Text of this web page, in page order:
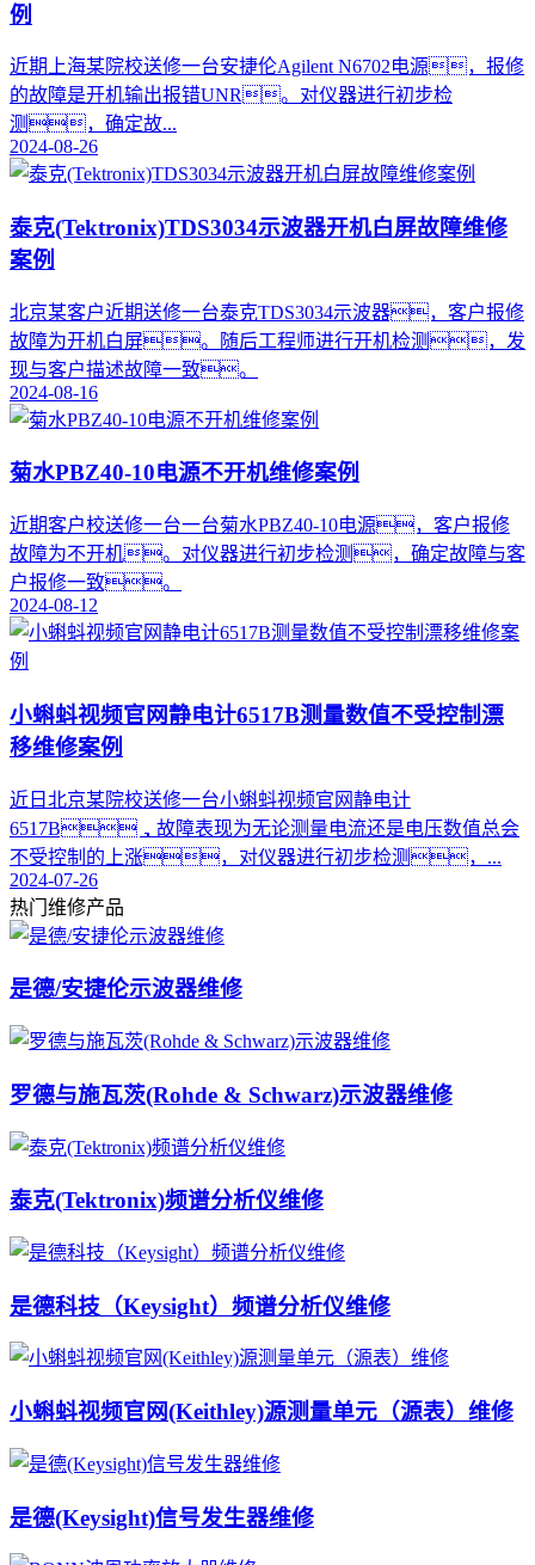
例
近期上海某院校送修一台安捷伦Agilent N6702电源，报修
的故障是开机输出报错UNR。对仪器进行初步检
测，确定故...
2024-08-26
泰克(Tektronix)TDS3034示波器开机白屏故障维修
案例
北京某客户近期送修一台泰克TDS3034示波器，客户报修
故障为开机白屏。随后工程师进行开机检测，发
现与客户描述故障一致。
2024-08-16
菊水PBZ40-10电源不开机维修案例
​近期客户校送修一台一台菊水PBZ40-10电源，客户报修
故障为不开机。对仪器进行初步检测，确定故障与客
户报修一致。
2024-08-12
小蝌蚪视频官网静电计6517B测量数值不受控制漂
移维修案例
近日北京某院校送修一台小蝌蚪视频官网静电计
6517B，故障表现为无论测量电流还是电压数值总会
不受控制的上涨，对仪器进行初步检测，...
2024-07-26
热门维修产品
是德/安捷伦示波器维修
罗德与施瓦茨(Rohde & Schwarz)示波器维修
泰克(Tektronix)频谱分析仪维修
是德科技（Keysight）频谱分析仪维修
小蝌蚪视频官网(Keithley)源测量单元（源表）维修
是德(Keysight)信号发生器维修